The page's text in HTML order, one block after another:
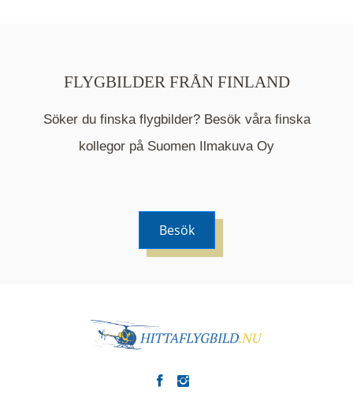
Mappen är en medelpunkt över fotat område och
kommer nu visa de fastigheter som finns just här.
FLYGBILDER FRÅN FINLAND
Söker du finska flygbilder? Besök våra finska
kollegor på Suomen Ilmakuva Oy
Besök